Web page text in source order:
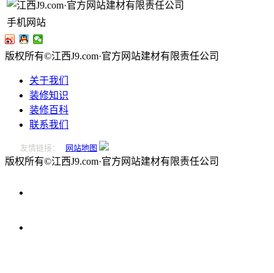
手机网站
版权所有©江西J9.com·官方网站建材有限责任公司
关于我们
装修知识
装修百科
联系我们
友情链接： 网站地图
版权所有©江西J9.com·官方网站建材有限责任公司